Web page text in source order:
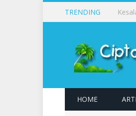
TRENDING
HOME